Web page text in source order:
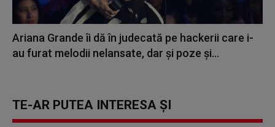
Ariana Grande îi dă în judecată pe hackerii care i-
au furat melodii nelansate, dar și poze și...
TE-AR PUTEA INTERESA ȘI